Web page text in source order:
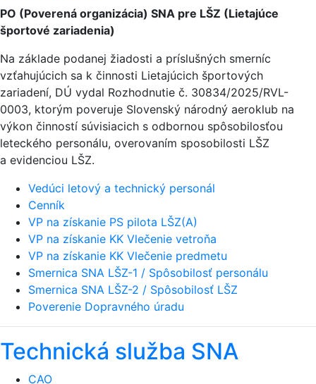
PO (Poverená organizácia) SNA pre LŠZ (Lietajúce
športové zariadenia)
Na základe podanej žiadosti a príslušných smerníc
vzťahujúcich sa k činnosti Lietajúcich športových
zariadení, DÚ vydal Rozhodnutie č. 30834/2025/RVL-
0003, ktorým poveruje Slovenský národný aeroklub na
výkon činností súvisiacich s odbornou spôsobilosťou
leteckého personálu, overovaním sposobilosti LŠZ
a evidenciou LŠZ.
Vedúci letový a technický personál
Cenník
VP na získanie PS pilota LŠZ(A)
VP na získanie KK Vlečenie vetroňa
VP na získanie KK Vlečenie predmetu
Smernica SNA LŠZ-1 / Spôsobilosť personálu
Smernica SNA LŠZ-2 / Spôsobilosť LŠZ
Poverenie Dopravného úradu
Technická služba SNA
CAO